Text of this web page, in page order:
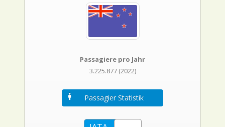
Passagiere pro Jahr
3.225.877 (2022)
Passagier Statistik